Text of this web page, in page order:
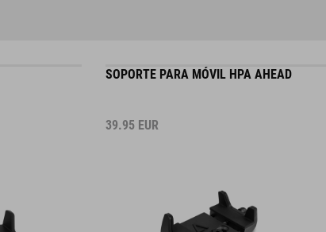
SOPORTE PARA MÓVIL HPA AHEAD
39.95 EUR